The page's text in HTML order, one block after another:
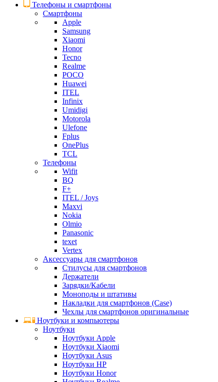
Телефоны и смартфоны
Смартфоны
Apple
Samsung
Xiaomi
Honor
Tecno
Realme
POCO
Huawei
ITEL
Infinix
Umidigi
Motorola
Ulefone
Fplus
OnePlus
TCL
Телефоны
Wifit
BQ
F+
ITEL / Joys
Maxvi
Nokia
Olmio
Panasonic
texet
Vertex
Аксессуары для смартфонов
Стилусы для смартфонов
Держатели
Зарядки/Кабели
Моноподы и штативы
Накладки для смартфонов (Case)
Чехлы для смартфонов оригинальные
Ноутбуки и компьютеры
Ноутбуки
Ноутбуки Apple
Ноутбуки Xiaomi
Ноутбуки Asus
Ноутбуки HP
Ноутбуки Honor